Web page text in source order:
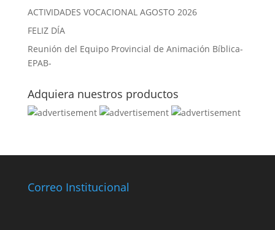
ACTIVIDADES VOCACIONAL AGOSTO 2026
FELIZ DÍA
Reunión del Equipo Provincial de Animación Bíblica-
EPAB-
Adquiera nuestros productos
Correo Institucional